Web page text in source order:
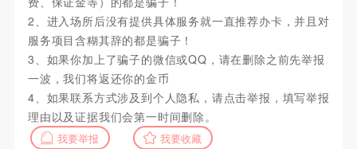
2、进入场所后没有提供具体服务就一直推荐办卡，并且对
服务项目含糊其辞的都是骗子！
3、如果你加上了骗子的微信或QQ，请在删除之前先举报
一波，我们将返还你的金币
4、如果联系方式涉及到个人隐私，请点击举报，填写举报
理由以及证据我们会第一时间删除。
我要举报 我要收藏